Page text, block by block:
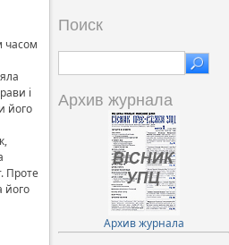
часом
і
його
Проте
його
Поиск
Архив журнала
Архив журнала